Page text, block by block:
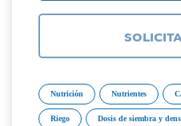
Nutrición Nutrientes
Riego Dosis de siembra y